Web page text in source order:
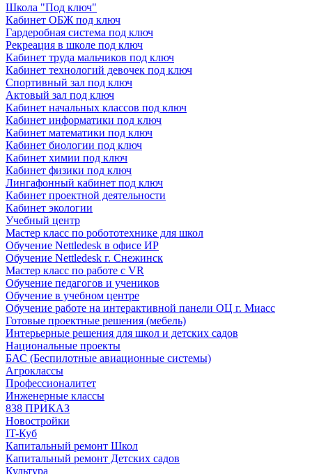
Школа "Под ключ"
Кабинет ОБЖ под ключ
Гардеробная система под ключ
Рекреация в школе под ключ
Кабинет труда мальчиков под ключ
Кабинет технологий девочек под ключ
Спортивный зал под ключ
Актовый зал под ключ
Кабинет начальных классов под ключ
Кабинет информатики под ключ
Кабинет математики под ключ
Кабинет биологии под ключ
Кабинет химии под ключ
Кабинет физики под ключ
Лингафонный кабинет под ключ
Кабинет проектной деятельности
Кабинет экологии
Учебный центр
Мастер класс по робототехнике для школ
Обучение Nettledesk в офисе ИР
Обучение Nettledesk г. Снежинск
Мастер класс по работе с VR
Обучение педагогов и учеников
Обучение в учебном центре
Обучение работе на интерактивной панели ОЦ г. Миасс
Готовые проектные решения (мебель)
Интерьерные решения для школ и детских садов
Национальные проекты
БАС (Беспилотные авиационные системы)
Агроклассы
Профессионалитет
Инженерные классы
838 ПРИКАЗ
Новостройки
IT-Куб
Капитальный ремонт Школ
Капитальный ремонт Детских садов
Культура